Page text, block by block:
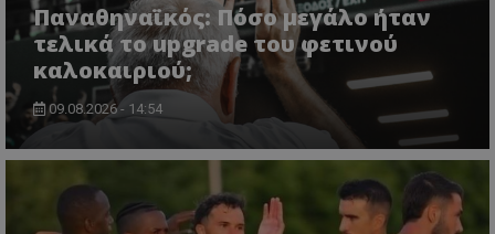
Παναθηναϊκός: Πόσο μεγάλο ήταν
τελικά το upgrade του φετινού
καλοκαιριού;
09.08.2026 - 14:54